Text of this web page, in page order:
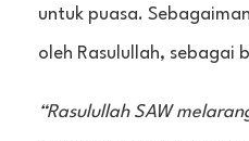
untuk puasa.
oleh Rasulullah, sebagai
“Rasulullah SAW